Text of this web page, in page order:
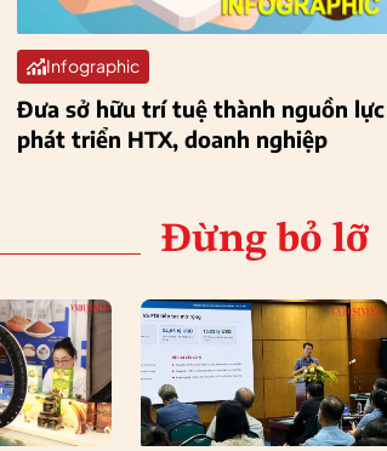
Infographic
Đưa sở hữu trí tuệ thành nguồn lực
phát triển HTX, doanh nghiệp
Đừng bỏ lỡ